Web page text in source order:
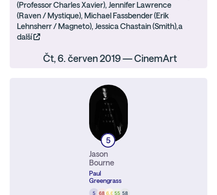
(Professor Charles Xavier), Jennifer Lawrence
(Raven / Mystique), Michael Fassbender (Erik
Lehnsherr / Magneto), Jessica Chastain (Smith),a
další
Čt, 6. červen 2019 — CinemArt
5
Jason
Bourne
Paul
Greengrass
5 68 6.6 55 58